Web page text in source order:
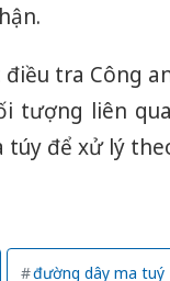
điều tra Công
tượng liên
để xử lý
đường dây ma tuý